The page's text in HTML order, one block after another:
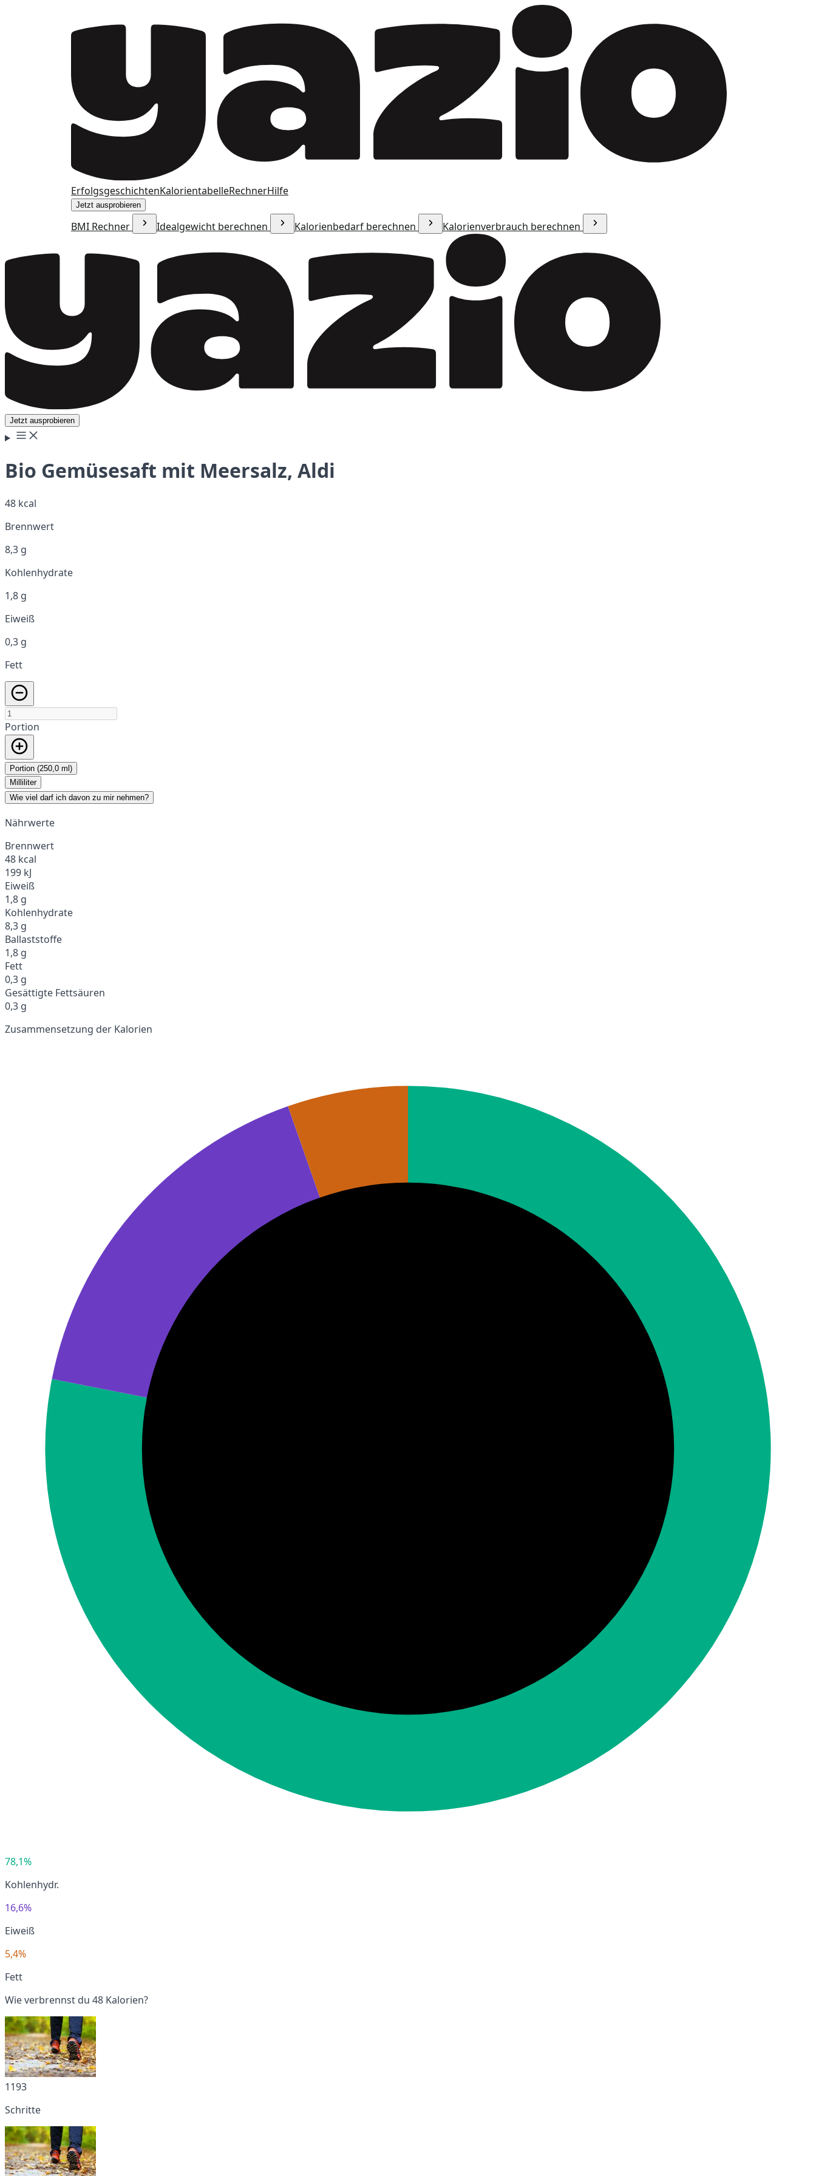
ErfolgsgeschichtenKalorientabelleRechnerHilfe
Jetzt ausprobieren
BMI Rechner Idealgewicht berechnen Kalorienbedarf berechnen Kalorienverbrauch berechnen
Jetzt ausprobieren
Bio Gemüsesaft mit Meersalz, Aldi
48 kcal
Brennwert
8,3 g
Kohlenhydrate
1,8 g
Eiweiß
0,3 g
Fett
Portion
Portion (250,0 ml)
Milliliter
Wie viel darf ich davon zu mir nehmen?
Nährwerte
Brennwert
48 kcal
199 kJ
Eiweiß
1,8 g
Kohlenhydrate
8,3 g
Ballaststoffe
1,8 g
Fett
0,3 g
Gesättigte Fettsäuren
0,3 g
Zusammensetzung der Kalorien
78,1%
Kohlenhydr.
16,6%
Eiweiß
5,4%
Fett
Wie verbrennst du 48 Kalorien?
1193
Schritte